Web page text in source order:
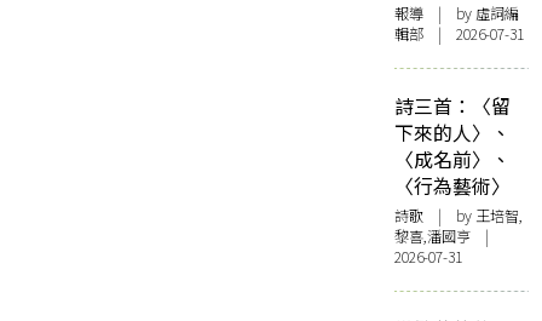
報導 | by 虛詞編
輯部 | 2026-07-31
詩三首：〈留
下來的人〉、
〈成名前〉、
〈行為藝術〉
詩歌 | by 王培智,
黎喜,潘國亨 |
2026-07-31